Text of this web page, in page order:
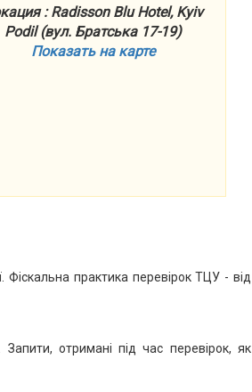
: Radisson Blu Hotel, Kyiv
Podil (вул. Братська 17-19)
Показать на карте
Фіскальна практика перевірок ТЦУ - від
отримані під час перевірок, як